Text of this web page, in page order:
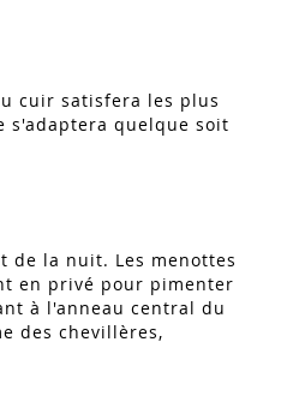
cuir satisfera les plus
s'adaptera quelque soit
de la nuit. Les menottes
en privé pour pimenter
à l'anneau central du
des chevillères,